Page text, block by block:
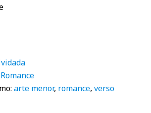
Romance
arte menor, romance, verso